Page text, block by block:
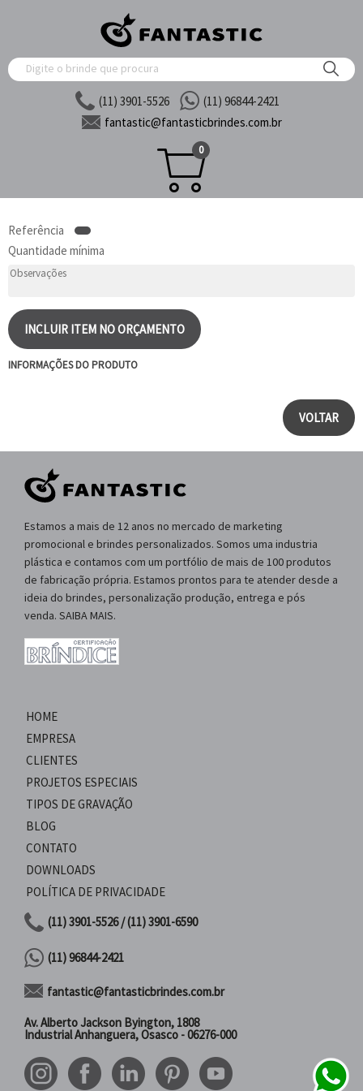
(11) 3901-5526
(11) 96844-2421
fantastic@fantasticbrindes.com.br
0
Referência
Quantidade mínima
INCLUIR ITEM NO ORÇAMENTO
INFORMAÇÕES DO PRODUTO
VOLTAR
Estamos a mais de 12 anos no mercado de marketing
promocional e brindes personalizados. Somos uma industria
plástica e contamos com um portfólio de mais de 100 produtos
de fabricação própria. Estamos prontos para te atender desde a
ideia do brindes, personalização produção, entrega e pós
venda. SAIBA MAIS.
HOME
EMPRESA
CLIENTES
PROJETOS ESPECIAIS
TIPOS DE GRAVAÇÃO
BLOG
CONTATO
DOWNLOADS
POLÍTICA DE PRIVACIDADE
(11) 3901-5526 / (11) 3901-6590
(11) 96844-2421
fantastic@fantasticbrindes.com.br
Av. Alberto Jackson Byington, 1808
Industrial Anhanguera, Osasco - 06276-000